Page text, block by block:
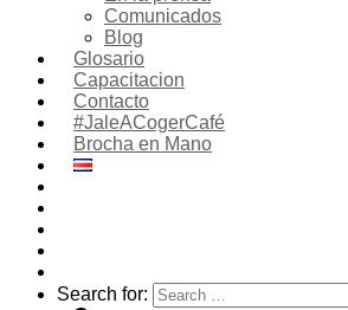
Comunicados
Blog
Glosario
Capacitacion
Contacto
#JaleACogerCafé
Brocha en Mano
Search for: